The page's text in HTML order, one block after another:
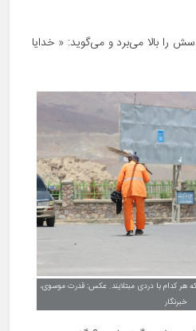
بالا می‌برد و می‌گوید: « خدایا
کدام با دردی مبتلایند. عکس: قدرت موسوی،
خبرنگار